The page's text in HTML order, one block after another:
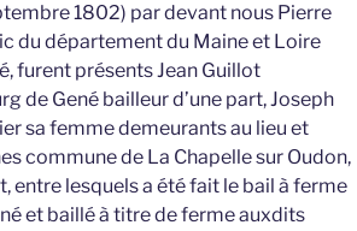
1802) par devant nous Pierre
du département du Maine et Loire
furent présents Jean Guillot
de Gené bailleur d’une part, Joseph
sa femme demeurants au lieu et
commune de La Chapelle sur Oudon,
entre lesquels a été fait le bail à ferme
et baillé à titre de ferme auxdits